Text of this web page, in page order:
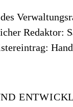
Redaktor: